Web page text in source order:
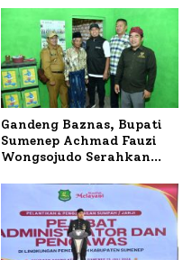
Sumenep Tinjau Langsung
Budidaya Lele dan Ayam
Petelur di Desa Bataal
Timur
Gandeng Baznas, Bupati
Sumenep Achmad Fauzi
Wongsojudo Serahkan
Dua Kecamatan